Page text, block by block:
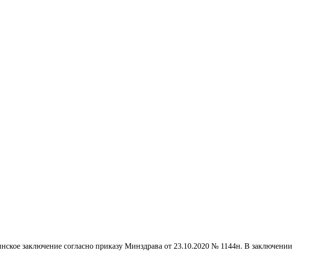
заключение согласно приказу Минздрава от 23.10.2020 № 1144н. В заключении